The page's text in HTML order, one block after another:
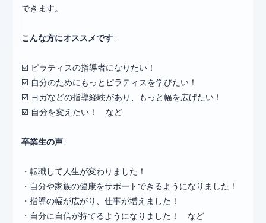
できます。
こんな方にオススメです↓
☑️ ピラティスの指導者になりたい！
☑️ 自分のためにもっとピラティスを学びたい！
☑️ ヨガなどの指導経験があり、もっと幅を広げたい！
☑️ 自分を変えたい！ など
卒業生の声↓
・転職して人生が変わりました！
・自分や家族の健康をサポートできるようになりました！
・指導の幅が広がり、仕事が増えました！
・自分に自信が持てるようになりました！ など